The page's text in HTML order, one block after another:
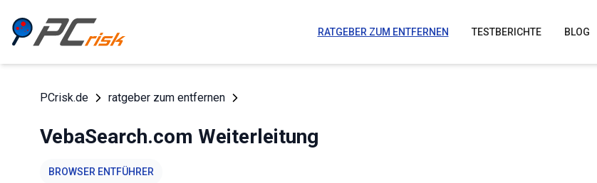
RATGEBER ZUM ENTFERNEN TESTBERICHTE BLOG
PCrisk.de ratgeber zum entfernen
VebaSearch.com Weiterleitung
BROWSER ENTFÜHRER